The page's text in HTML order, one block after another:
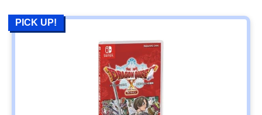
PICK UP!